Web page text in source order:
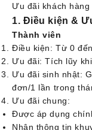
Ưu đãi khách
1. Điều kiện &
Thành viên
Điều kiện: Từ 0
Ưu đãi: Tích lũy
Ưu đãi sinh nhật:
đơn/1 lần trong
Ưu đãi chung:
Được áp dụng
Nhận thông tin